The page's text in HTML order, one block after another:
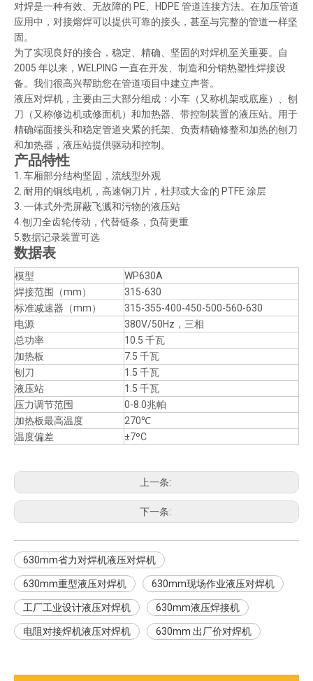
对焊是一种有效、无故障的 PE、HDPE 管道连接方法。在加压管道
应用中，对接熔焊可以提供可靠的接头，甚至与完整的管道一样坚
固。
为了实现良好的接合，稳定、精确、坚固的对焊机至关重要。自
2005 年以来，WELPING 一直在开发、制造和分销热塑性焊接设
备。我们很高兴帮助您在管道项目中建立声誉。
液压对焊机，主要由三大部分组成：小车（又称机架或底座）、刨
刀（又称修边机或修面机）和加热器、带控制装置的液压站。用于
精确端面接头和稳定管道夹紧的托架、负责精确修整和加热的刨刀
和加热器，液压站提供驱动和控制。
产品特性
1. 车厢部分结构坚固，流线型外观
2. 耐用的铜线电机，高速钢刀片，杜邦或大金的 PTFE 涂层
3. 一体式外壳屏蔽飞溅和污物的液压站
4. 刨刀全齿轮传动，代替链条，负荷更重
5.数据记录装置可选
数据表
模型
WP630A
焊接范围（mm）
315-630
标准减速器（mm）
315-355-400-450-500-560-630
电源
380V/50Hz，三相
总功率
10.5 千瓦
加热板
7.5 千瓦
刨刀
1.5 千瓦
液压站
1.5 千瓦
压力调节范围
0-8.0兆帕
加热板最高温度
270℃
温度偏差
±7ºC
上一条:
下一条:
630mm省力对焊机液压对焊机
630mm重型液压对焊机 630mm现场作业液压对焊机
工厂工业设计液压对焊机 630mm液压焊接机
电阻对接焊机液压对焊机 630mm 出厂价对焊机